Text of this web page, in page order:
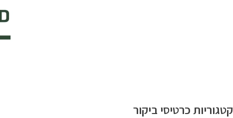
קטגוריות כרטיסי ביקור